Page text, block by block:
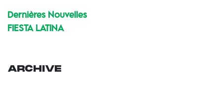
Dernières Nouvelles
FIESTA LATINA
ARCHIVE